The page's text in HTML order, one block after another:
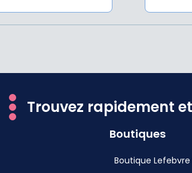
Trouvez rapidement
Boutiques
Boutique Lefebvre